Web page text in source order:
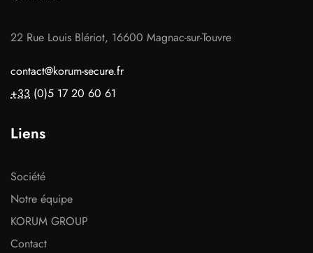
22 Rue Louis Blériot, 16600 Magnac-sur-Touvre
contact@korum-secure.fr
+33 (0)5 17 20 60 61
Liens
Société
Notre équipe
KORUM GROUP
Contact